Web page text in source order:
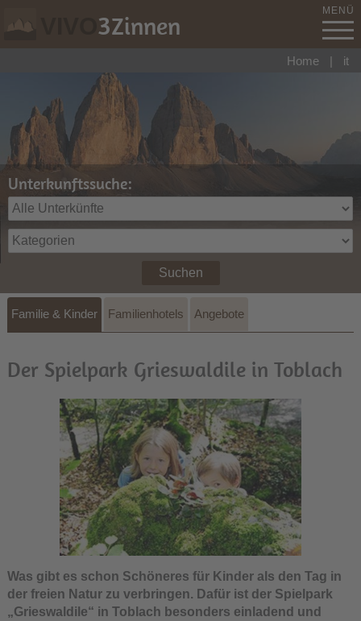
3Zinnen MENÜ
Unterkunftssuche:
Suchen
Home | it
Familie & Kinder Familienhotels Angebote
Der Spielpark Grieswaldile in Toblach
Was gibt es schon Schöneres für Kinder als den Tag in
der freien Natur zu verbringen. Dafür ist der Spielpark
„Grieswaldile“ in Toblach besonders einladend und